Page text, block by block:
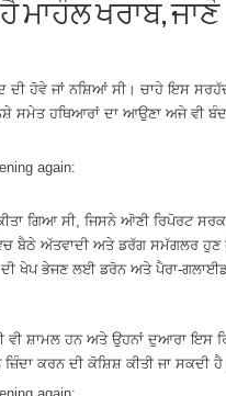
ਮਾਹੌਲ ਖਰਾਬ, ਜਾਣੋ
ਦੀ ਹੋਵੇ ਜਾਂ ਨਸ਼ਿਆਂ ਸੀ। ਚਾਹੇ ਇਸ
ਸਮੇਤ ਹਥਿਆਰਾਂ ਦਾ ਆਉਣਾ ਅਜੇ ਵੀ
ਗਿਆ ਸੀ, ਜਿਸਨੇ ਆੋਣੀ ਰਿਪੋਰਟ
ਬੈਠੇ ਅੱਤਵਾਦੀ ਅਤੇ ਡਰੱਗ ਸਮੱਗਲਰ ਹੁਣ
ਖੇਪ ਭੇਜਣ ਲਈ ਡਰੋਨ ਅਤੇ ਪੈਰਾ-
ਵੀ ਸ਼ਾਮਲ ਹਨ ਅਤੇ ਉਹਨਾਂ ਦੁਆਰਾ ਇਸ
ਕਰਨ ਦੀ ਕੋਸ਼ਿਸ਼ ਕੀਤੀ ਜਾ ਸਕਦੀ